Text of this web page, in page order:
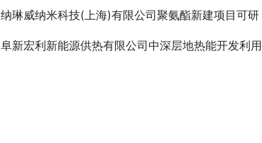
纳琳威纳米科技(上海)有限公司聚氨酯新建项目可研
阜新宏利新能源供热有限公司中深层地热能开发利用设备可研